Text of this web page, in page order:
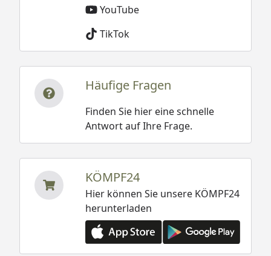
YouTube
TikTok
Häufige Fragen
Finden Sie hier eine schnelle
Antwort auf Ihre Frage.
KÖMPF24
Hier können Sie unsere KÖMPF24
herunterladen